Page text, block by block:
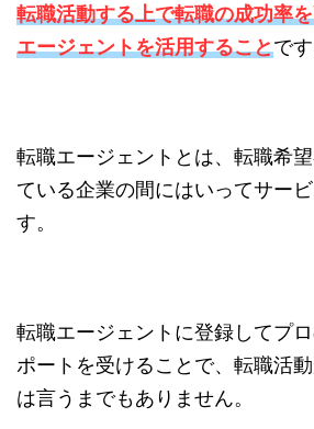
転職活動する上で転職の成功率
エージェントを活用することです
転職エージェントとは、転職希
ている企業の間にはいってサー
す。
転職エージェントに登録してプ
ポートを受けることで、転職活
は言うまでもありません。